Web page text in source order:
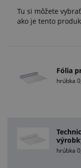
Tu si môžete
ako je tento
Fólia
hrúbka
hrúbka